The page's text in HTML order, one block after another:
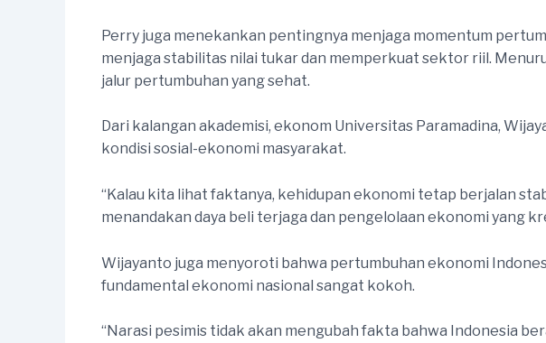
Perry juga menekankan pentingnya menjaga momentum
menjaga stabilitas nilai tukar dan memperkuat sektor riil.
jalur pertumbuhan yang sehat.
Dari kalangan akademisi, ekonom Universitas Paramadina,
kondisi sosial-ekonomi masyarakat.
“Kalau kita lihat faktanya, kehidupan ekonomi tetap berjalan
menandakan daya beli terjaga dan pengelolaan ekonomi yang
Wijayanto juga menyoroti bahwa pertumbuhan ekonomi
fundamental ekonomi nasional sangat kokoh.
“Narasi pesimis tidak akan mengubah fakta bahwa Indonesia